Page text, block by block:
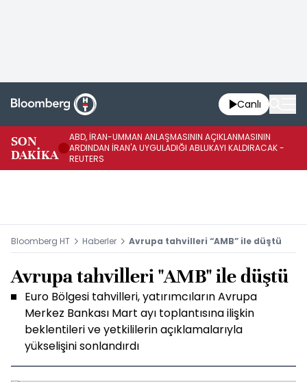
Canlı
SON
DAKİKA
ABD, İRAN-UMMAN ANLAŞMASININ AÇIKLANMASININ
ARDINDAN İRAN'A UYGULADIĞI ABLUKAYI KALDIRACAK -
REUTERS
Bloomberg HT Haberler Avrupa tahvilleri “AMB” ile düştü
Avrupa tahvilleri "AMB" ile düştü
Euro Bölgesi tahvilleri, yatırımcıların Avrupa
Merkez Bankası Mart ayı toplantısına ilişkin
beklentileri ve yetkililerin açıklamalarıyla
yükselişini sonlandırdı